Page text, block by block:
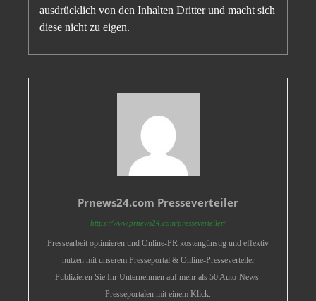
ausdrücklich von den Inhalten Dritter und macht sich
diese nicht zu eigen.
Prnews24.com Presseverteiler
https://www.prnews24.com/presseverteiler/
Pressearbeit optimieren und Online-PR kostengünstig und effektiv
nutzen mit unserem Presseportal & Online-Presseverteiler
Publizieren Sie Ihr Unternehmen auf mehr als 50 Auto-News-
Presseportalen mit einem Klick.